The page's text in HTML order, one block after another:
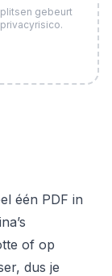
gebeurt
één PDF in
of op
dus je